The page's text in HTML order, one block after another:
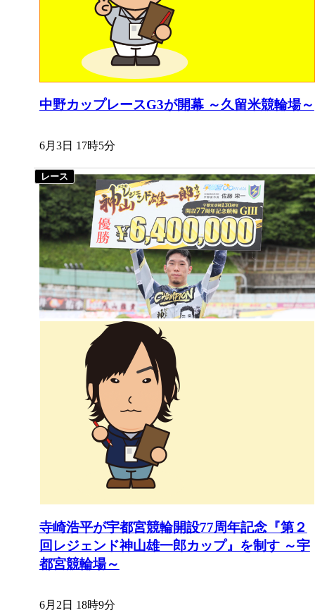
中野カップレースG3が開幕 ～久留米競輪場～
6月3日 17時5分
寺崎浩平が宇都宮競輪開設77周年記念『第２
回レジェンド神山雄一郎カップ』を制す ～宇
都宮競輪場～
6月2日 18時9分